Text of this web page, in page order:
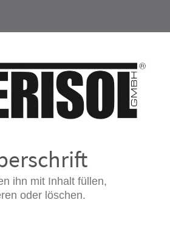
ihn mit Inhalt füllen,
oder löschen.